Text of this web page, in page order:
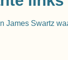
James Swartz